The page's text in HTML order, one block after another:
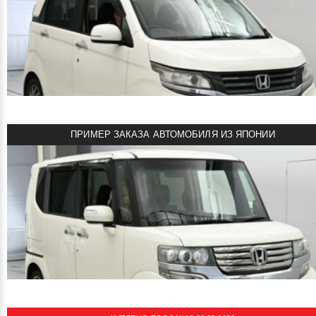
Цена: 680000 руб
HONDA N-BOX SLASH 2015
Автомобиль под заказ из Японии!
JU Fukui 4 B
Объем двигателя: 0.7 л
Пробег: 110000 км
Комплектация: X Turbo Package
смотреть подробнее
Цена: 680000 руб
HONDA N WGN TURBO 2016
Автомобиль под заказ из Японии!
CAA Chubu 4 BC
Объем двигателя: 0.7 л
Пробег: 104000 км
ПРИМЕР ЗАКАЗА АВТОМОБИЛЯ ИЗ ЯПОНИИ